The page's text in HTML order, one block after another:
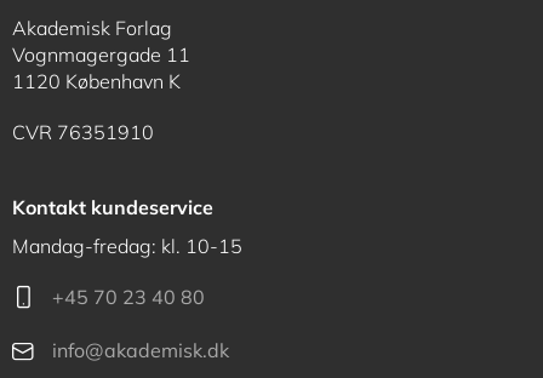
Akademisk Forlag
Vognmagergade 11
1120 København K
CVR 76351910
Kontakt kundeservice
Mandag-fredag: kl. 10-15
+45 70 23 40 80
info@akademisk.dk